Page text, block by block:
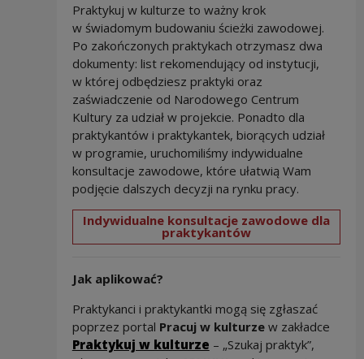
Praktykuj w kulturze to ważny krok
w świadomym budowaniu ścieżki zawodowej.
Po zakończonych praktykach otrzymasz dwa
dokumenty: list rekomendujący od instytucji,
w której odbędziesz praktyki oraz
zaświadczenie od Narodowego Centrum
Kultury za udział w projekcie. Ponadto dla
praktykantów i praktykantek, biorących udział
w programie, uruchomiliśmy indywidualne
konsultacje zawodowe, które ułatwią Wam
podjęcie dalszych decyzji na rynku pracy.
Indywidualne konsultacje zawodowe dla
praktykantów
Jak aplikować?
Praktykanci i praktykantki mogą się zgłaszać
poprzez portal Pracuj w kulturze w zakładce
Praktykuj w kulturze – „Szukaj praktyk”,